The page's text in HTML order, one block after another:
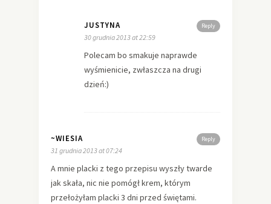
Reply
JUSTYNA
30 grudnia 2013 at 22:59
Polecam bo smakuje naprawde
wyśmienicie, zwłaszcza na drugi
dzień:)
Reply
~WIESIA
31 grudnia 2013 at 07:24
A mnie placki z tego przepisu wyszły twarde
jak skała, nic nie pomógł krem, którym
przełożyłam placki 3 dni przed świętami.